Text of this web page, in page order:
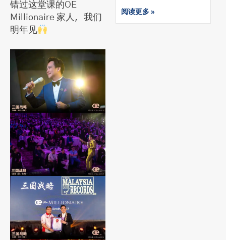
错过这堂课的OE
Millionaire 家人，我们
明年见
阅读更多 »